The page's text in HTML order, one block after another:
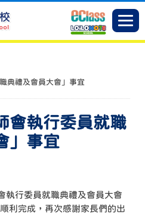
典禮及會員大會」事宜
會執行委員就職
」事宜
執行委員就職典禮及會員大會
利完成，再次感謝家長們的出